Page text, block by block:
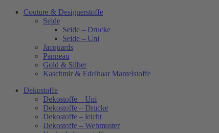
Couture & Designerstoffe
Seide
Seide – Drucke
Seide – Uni
Jacquards
Panneau
Gold & Silber
Kaschmir & Edelhaar Mantelstoffe
Dekostoffe
Dekostoffe – Uni
Dekostoffe – Drucke
Dekostoffe – leicht
Dekostoffe – Webmuster